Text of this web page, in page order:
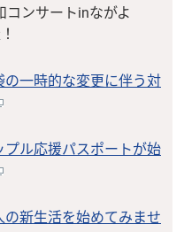
コンサートinながよ
の一時的な変更に伴う対
プル応援パスポートが始
の新生活を始めてみませ